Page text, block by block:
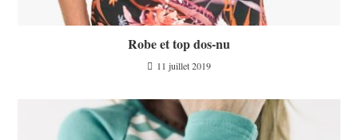
Robe et top dos-nu
11 juillet 2019